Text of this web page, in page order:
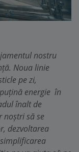
nostru
Noua linie
pe zi,
energie în
înalt de
să se
dezvoltarea